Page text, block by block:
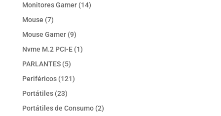
Monitores Gamer 1414
Mouse 77
productos
Mouse Gamer 99
productos
Nvme M.2 PCI-E 11
PARLANTES 55
productos
Periféricos 121121
Portátiles 2323
productos
Portátiles de Consumo 22